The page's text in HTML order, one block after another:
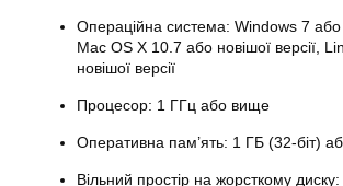
Операційна система: Windows 7 або
Mac OS X 10.7 або новішої версії,
новішої версії
Процесор: 1 ГГц або вище
Оперативна пам’ять: 1 ГБ (32-біт)
Вільний простір на жорсткому